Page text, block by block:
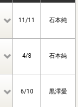
11/11 石本純
4/8 石本純
6/10 黒澤愛